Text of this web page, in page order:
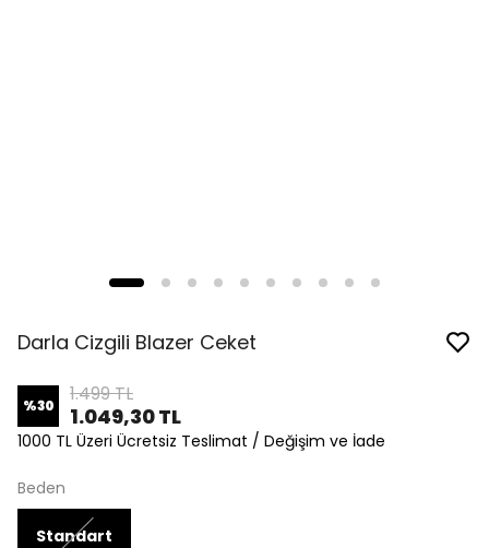
Darla Cizgili Blazer Ceket
%30 1.499 TL
1.049,30 TL
1000 TL Üzeri Ücretsiz Teslimat / Değişim ve İade
Beden
Standart